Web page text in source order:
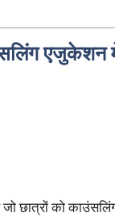
एजुकेशन
छात्रों को